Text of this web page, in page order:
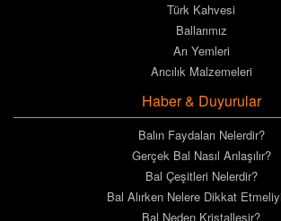
Türk Kahvesi
Ballarımız
Arı Yemleri
Arıcılık Malzemeleri
Haber & Duyurular
Balın Faydaları Nelerdir?
Gerçek Bal Nasıl Anlaşılır?
Bal Çeşitleri Nelerdir?
Bal Alırken Nelere Dikkat
Bal Neden Kristalleşir?